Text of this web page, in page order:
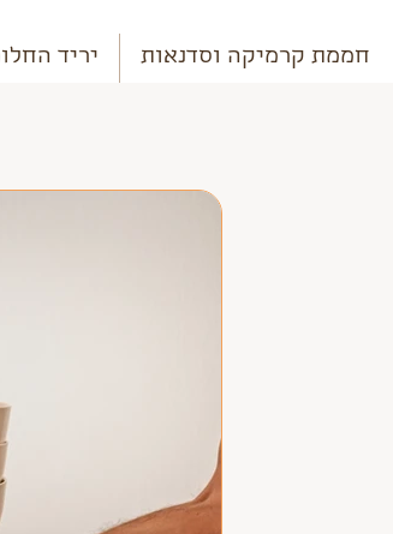
חממת קרמיקה וסדנאות יריד
למה כדאי
כשזה מגיע לכלי
רחוק מלהיות נכון.